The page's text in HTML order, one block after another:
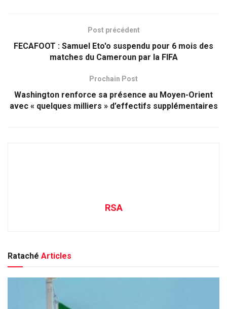
Post précédent
FECAFOOT : Samuel Eto'o suspendu pour 6 mois des
matches du Cameroun par la FIFA
Prochain Post
Washington renforce sa présence au Moyen-Orient
avec « quelques milliers » d’effectifs supplémentaires
RSA
Rataché Articles